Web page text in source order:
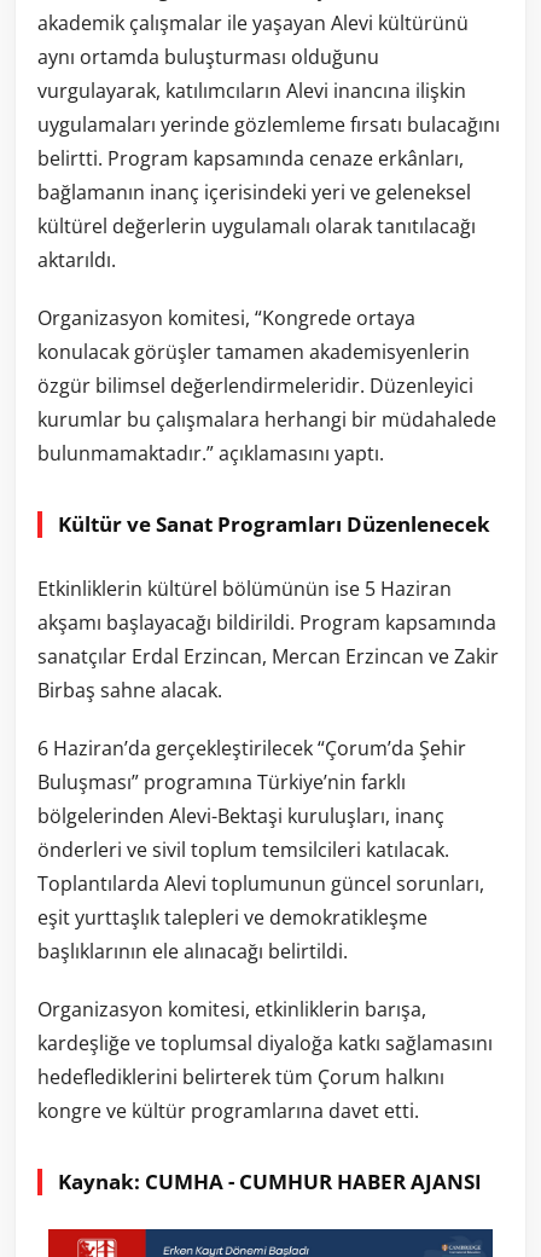
akademik çalışmalar ile yaşayan Alevi kültürünü
aynı ortamda buluşturması olduğunu
vurgulayarak, katılımcıların Alevi inancına ilişkin
uygulamaları yerinde gözlemleme fırsatı bulacağını
belirtti. Program kapsamında cenaze erkânları,
bağlamanın inanç içerisindeki yeri ve geleneksel
kültürel değerlerin uygulamalı olarak tanıtılacağı
aktarıldı.
Organizasyon komitesi, “Kongrede ortaya
konulacak görüşler tamamen akademisyenlerin
özgür bilimsel değerlendirmeleridir. Düzenleyici
kurumlar bu çalışmalara herhangi bir müdahalede
bulunmamaktadır.” açıklamasını yaptı.
Kültür ve Sanat Programları Düzenlenecek
Etkinliklerin kültürel bölümünün ise 5 Haziran
akşamı başlayacağı bildirildi. Program kapsamında
sanatçılar Erdal Erzincan, Mercan Erzincan ve Zakir
Birbaş sahne alacak.
6 Haziran’da gerçekleştirilecek “Çorum’da Şehir
Buluşması” programına Türkiye’nin farklı
bölgelerinden Alevi-Bektaşi kuruluşları, inanç
önderleri ve sivil toplum temsilcileri katılacak.
Toplantılarda Alevi toplumunun güncel sorunları,
eşit yurttaşlık talepleri ve demokratikleşme
başlıklarının ele alınacağı belirtildi.
Organizasyon komitesi, etkinliklerin barışa,
kardeşliğe ve toplumsal diyaloğa katkı sağlamasını
hedeflediklerini belirterek tüm Çorum halkını
kongre ve kültür programlarına davet etti.
Kaynak: CUMHA - CUMHUR HABER AJANSI